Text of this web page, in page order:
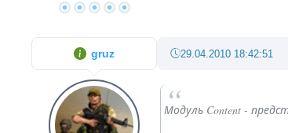
29.04.2010 18:42:51
Модуль Content -
gruz